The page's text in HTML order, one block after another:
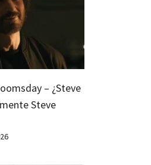
– ¿Steve
Steve